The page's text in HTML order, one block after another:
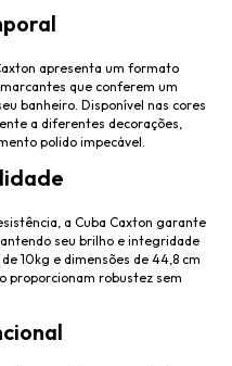
apresenta um formato
que conferem um
banheiro. Disponível nas cores
a diferentes decorações,
polido impecável.
a Cuba Caxton garante
seu brilho e integridade
10kg e dimensões de 44,8 cm
proporcionam robustez sem